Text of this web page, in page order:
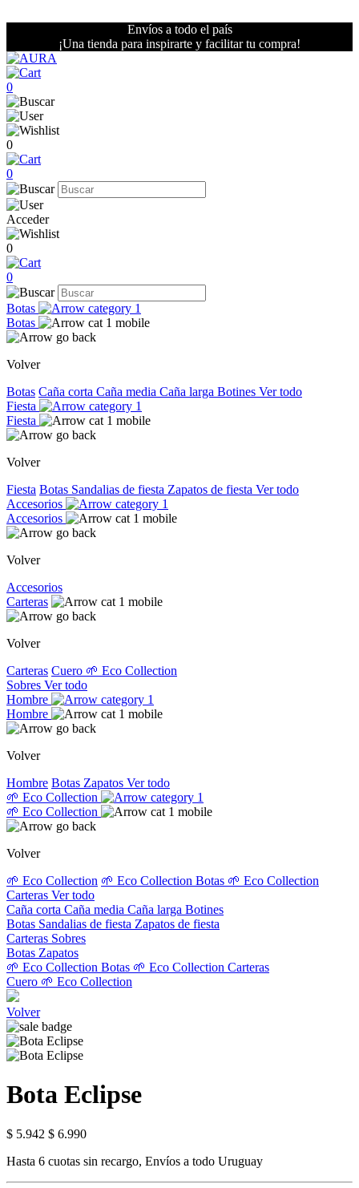
Envíos a todo el país
¡Una tienda para inspirarte y facilitar tu compra!
0
0
0
Acceder
0
0
Botas
Botas
Volver
Botas Caña corta Caña media Caña larga Botines Ver todo
Fiesta
Fiesta
Volver
Fiesta Botas Sandalias de fiesta Zapatos de fiesta Ver todo
Accesorios
Accesorios
Volver
Accesorios
Carteras
Volver
Carteras Cuero 🌱 Eco Collection
Sobres Ver todo
Hombre
Hombre
Volver
Hombre Botas Zapatos Ver todo
🌱 Eco Collection
🌱 Eco Collection
Volver
🌱 Eco Collection 🌱 Eco Collection Botas 🌱 Eco Collection
Carteras Ver todo
Caña corta Caña media Caña larga Botines
Botas Sandalias de fiesta Zapatos de fiesta
Carteras Sobres
Botas Zapatos
🌱 Eco Collection Botas 🌱 Eco Collection Carteras
Cuero 🌱 Eco Collection
Volver
Bota Eclipse
$ 5.942 $ 6.990
Hasta 6 cuotas sin recargo, Envíos a todo Uruguay